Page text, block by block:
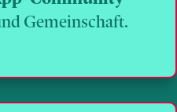
Gemeinschaft.